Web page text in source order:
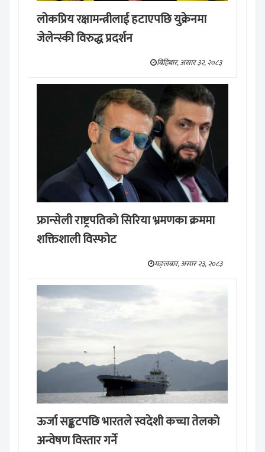
लोकप्रिय रक्षामन्त्रीलाई हटाएपछि युक्रेनमा
जेलेन्स्की विरुद्ध प्रदर्शन
बिहिबार, असार ३२, २०८३
फ्रान्सेली राष्ट्रपतिको सिरिया भ्रमणका क्रममा
शक्तिशाली विस्फोट
मङ्लबार, असार २३, २०८३
ऊर्जा सङ्कटपछि भारतले स्वदेशी कच्चा तेलको
अन्वेषण विस्तार गर्ने